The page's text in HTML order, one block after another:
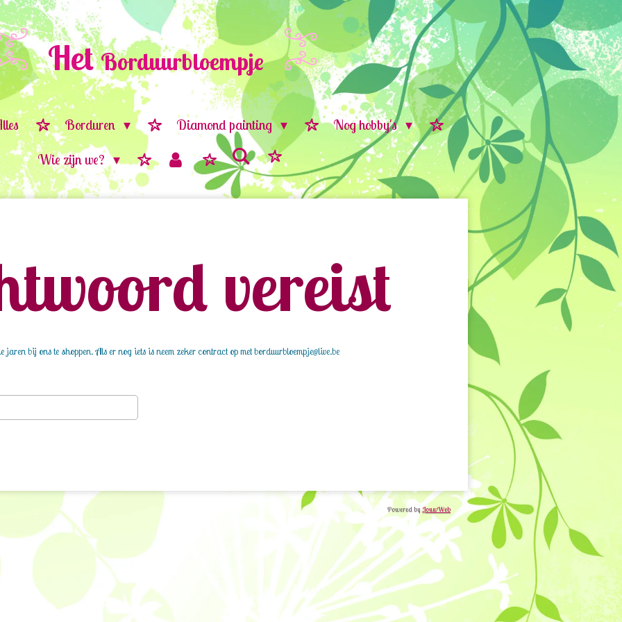
HetBorduurbloempje
Borduren Diamond painting
Nog hobby's
Wie zijn we?
vereist
bij ons te shoppen. Als er nog iets is neem zeker contract op met borduurbloempje@live.be
Powered byJouwWeb